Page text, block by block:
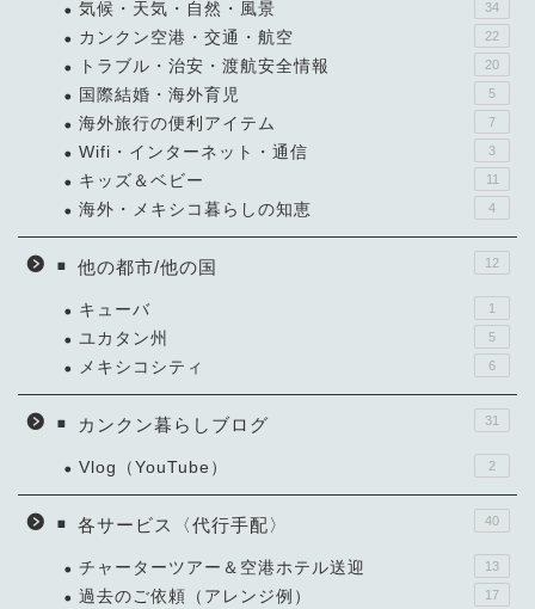
気候・天気・自然・風景 34
カンクン空港・交通・航空 22
トラブル・治安・渡航安全情報 20
国際結婚・海外育児 5
海外旅行の便利アイテム 7
Wifi・インターネット・通信 3
キッズ＆ベビー 11
海外・メキシコ暮らしの知恵 4
他の都市/他の国 12
キューバ 1
ユカタン州 5
メキシコシティ 6
カンクン暮らしブログ 31
Vlog（YouTube） 2
各サービス〈代行手配〉 40
チャーターツアー＆空港ホテル送迎 13
過去のご依頼（アレンジ例） 17